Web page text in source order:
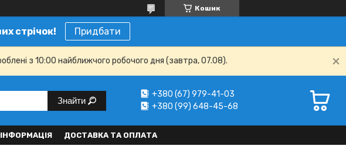
Кошик
стрічок! Придбати
з 10:00 найближчого робочого дня (завтра, 07.08).
Знайти
+380 (67) 979-41-03
+380 (99) 648-45-68
ДОСТАВКА ТА ОПЛАТА